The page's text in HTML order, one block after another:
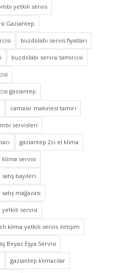
yetkili servis
Gaziantep
buzdolabı servis fiyatları
buzdolabı servisi tamircisi
gaziantep
camasir makinesi tamiri
servisleri
gaziantep 2ci el klima
klima servisi
bayileri
mağazası
yetkili servisi
klima yetkili servis iletişim
Beyaz Eşya Servisi
gaziantep klimacılar